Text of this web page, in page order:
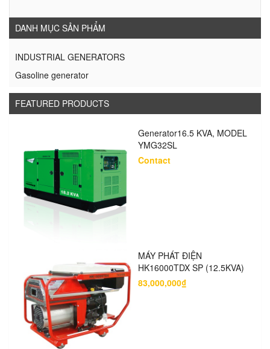
DANH MỤC SẢN PHẨM
INDUSTRIAL GENERATORS
Gasoline generator
FEATURED PRODUCTS
Generator16.5 KVA, MODEL
YMG32SL
Contact
MÁY PHÁT ĐIỆN
HK16000TDX SP (12.5KVA)
83,000,000₫